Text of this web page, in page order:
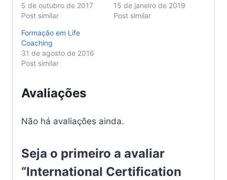
5 de outubro de 2017
Post similar
15 de janeiro de 2019
Post similar
Formação em Life
Coaching
31 de agosto de 2016
Post similar
Avaliações
Não há avaliações ainda.
Seja o primeiro a avaliar
“International Certification